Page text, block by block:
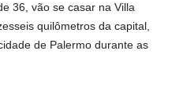
36, vão se casar na Villa
quilômetros da capital,
de Palermo durante as